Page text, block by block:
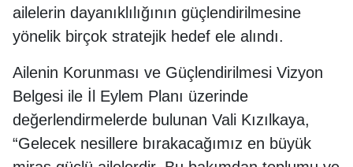
ailelerin dayanıklılığının güçlendirilmesine
yönelik birçok stratejik hedef ele alındı.
Ailenin Korunması ve Güçlendirilmesi Vizyon
Belgesi ile İl Eylem Planı üzerinde
değerlendirmelerde bulunan Vali Kızılkaya,
“Gelecek nesillere bırakacağımız en büyük